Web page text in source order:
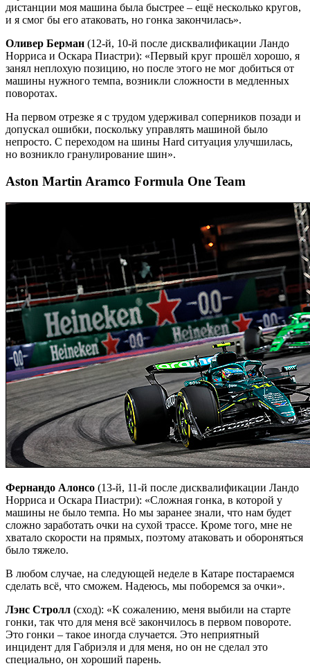
дистанции моя машина была быстрее – ещё несколько кругов,
и я смог бы его атаковать, но гонка закончилась».
Оливер Берман (12-й, 10-й после дисквалификации Ландо
Норриса и Оскара Пиастри): «Первый круг прошёл хорошо, я
занял неплохую позицию, но после этого не мог добиться от
машины нужного темпа, возникли сложности в медленных
поворотах.
На первом отрезке я с трудом удерживал соперников позади и
допускал ошибки, поскольку управлять машиной было
непросто. С переходом на шины Hard ситуация улучшилась,
но возникло гранулирование шин».
Aston Martin Aramco Formula One Team
Фернандо Алонсо (13-й, 11-й после дисквалификации Ландо
Норриса и Оскара Пиастри): «Сложная гонка, в которой у
машины не было темпа. Но мы заранее знали, что нам будет
сложно заработать очки на сухой трассе. Кроме того, мне не
хватало скорости на прямых, поэтому атаковать и обороняться
было тяжело.
В любом случае, на следующей неделе в Катаре постараемся
сделать всё, что сможем. Надеюсь, мы поборемся за очки».
Лэнс Стролл (сход): «К сожалению, меня выбили на старте
гонки, так что для меня всё закончилось в первом повороте.
Это гонки – такое иногда случается. Это неприятный
инцидент для Габриэля и для меня, но он не сделал это
специально, он хороший парень.